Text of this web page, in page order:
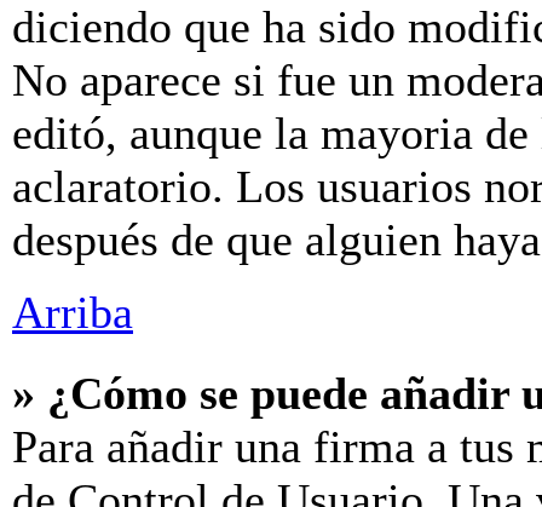
diciendo que ha sido
No aparece si fue un
editó, aunque la mayoria
aclaratorio. Los usuarios
después de que alguien
Arriba
» ¿Cómo se puede añadir
Para añadir una firma a tus